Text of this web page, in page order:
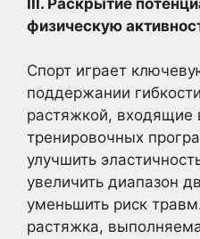
физическую
Спорт играет
поддержании
растяжкой, входящие
тренировочных
улучшить
увеличить диапазон
уменьшить риск
растяжка,